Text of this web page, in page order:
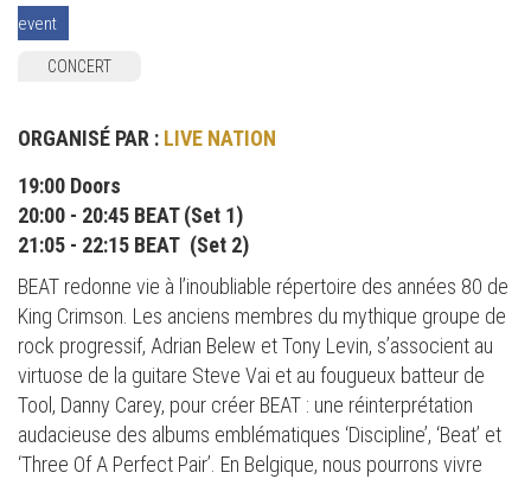
event
CONCERT
ORGANISÉ PAR : LIVE NATION
19:00 Doors
20:00 - 20:45 BEAT (Set 1)
21:05 - 22:15 BEAT (Set 2)
BEAT redonne vie à l’inoubliable répertoire des années 80 de
King Crimson. Les anciens membres du mythique groupe de
rock progressif, Adrian Belew et Tony Levin, s’associent au
virtuose de la guitare Steve Vai et au fougueux batteur de
Tool, Danny Carey, pour créer BEAT : une réinterprétation
audacieuse des albums emblématiques ‘Discipline’, ‘Beat’ et
‘Three Of A Perfect Pair’. En Belgique, nous pourrons vivre